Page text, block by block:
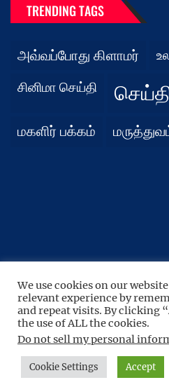
TRENDING TAGS
அவ்வப்போது கிளாமர்
சினிமா செய்தி
மகளிர் பக்கம்
Copyright © 2026 நிதர்சனம்.All
Theme: BoundlessNews By
WordPress.
HomePrivacyAthirady
We use cookies on our
relevant experience by
and repeat visits. By clicking
the use of ALL the cookies.
Do not sell my personal
Cookie Settings Accept